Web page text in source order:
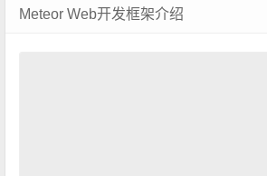
Meteor Web开发框架介绍